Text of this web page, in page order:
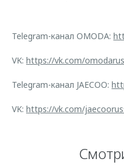
Telegram-канал OMODA:
VK: https://vk.com/
Telegram-канал JAECOO:
VK: https://vk.com/